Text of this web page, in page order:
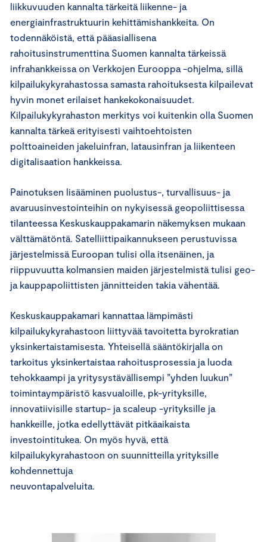
liikkuvuuden kannalta tärkeitä liikenne- ja
energiainfrastruktuurin kehittämishankkeita. On
todennäköistä, että pääasiallisena
rahoitusinstrumenttina Suomen kannalta tärkeissä
infrahankkeissa on Verkkojen Eurooppa -ohjelma, sillä
kilpailukykyrahastossa samasta rahoituksesta kilpailevat
hyvin monet erilaiset hankekokonaisuudet.
Kilpailukykyrahaston merkitys voi kuitenkin olla Suomen
kannalta tärkeä erityisesti vaihtoehtoisten
polttoaineiden jakeluinfran, latausinfran ja liikenteen
digitalisaation hankkeissa.
Painotuksen lisääminen puolustus-, turvallisuus- ja
avaruusinvestointeihin on nykyisessä geopoliittisessa
tilanteessa Keskuskauppakamarin näkemyksen mukaan
välttämätöntä. Satelliittipaikannukseen perustuvissa
järjestelmissä Euroopan tulisi olla itsenäinen, ja
riippuvuutta kolmansien maiden järjestelmistä tulisi geo-
ja kauppapoliittisten jännitteiden takia vähentää.
Keskuskauppakamari kannattaa lämpimästi
kilpailukykyrahastoon liittyvää tavoitetta byrokratian
yksinkertaistamisesta. Yhteisellä sääntökirjalla on
tarkoitus yksinkertaistaa rahoitusprosessia ja luoda
tehokkaampi ja yritysystävällisempi ”yhden luukun”
toimintaympäristö kasvualoille, pk-yrityksille,
innovatiivisille startup- ja scaleup -yrityksille ja
hankkeille, jotka edellyttävät pitkäaikaista
investointitukea. On myös hyvä, että
kilpailukykyrahastoon on suunnitteilla yrityksille
kohdennettuja
neuvontapalveluita.